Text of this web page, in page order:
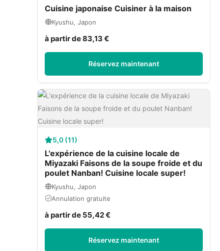
Cuisine japonaise Cuisiner à la maison
Kyushu, Japon
à partir de 83,13 €
Réservez maintenant
5,0 (11)
L'expérience de la cuisine locale de
Miyazaki Faisons de la soupe froide et du
poulet Nanban! Cuisine locale super!
Kyushu, Japon
Annulation gratuite
à partir de 55,42 €
Réservez maintenant